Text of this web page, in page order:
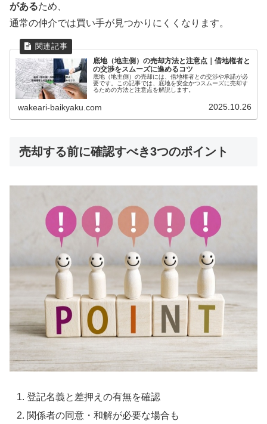
があるため、
通常の仲介では買い手が見つかりにくくなります。
底地（地主側）の売却方法と注意点｜借地権者と
の交渉をスムーズに進めるコツ
底地（地主側）の売却には、借地権者との交渉や承諾が必
要です。この記事では、底地を安全かつスムーズに売却す
るための方法と注意点を解説します。
wakeari-baikyaku.com 2025.10.26
売却する前に確認すべき3つのポイント
登記名義と差押えの有無を確認
関係者の同意・和解が必要な場合も